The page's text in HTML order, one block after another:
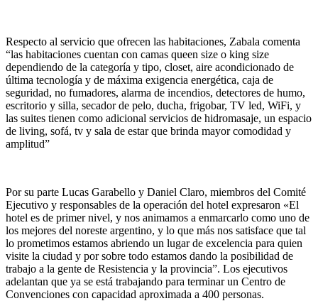
Respecto al servicio que ofrecen las habitaciones, Zabala comenta
“las habitaciones cuentan con camas queen size o king size
dependiendo de la categoría y tipo, closet, aire acondicionado de
última tecnología y de máxima exigencia energética, caja de
seguridad, no fumadores, alarma de incendios, detectores de humo,
escritorio y silla, secador de pelo, ducha, frigobar, TV led, WiFi, y
las suites tienen como adicional servicios de hidromasaje, un espacio
de living, sofá, tv y sala de estar que brinda mayor comodidad y
amplitud”
Por su parte Lucas Garabello y Daniel Claro, miembros del Comité
Ejecutivo y responsables de la operación del hotel expresaron «El
hotel es de primer nivel, y nos animamos a enmarcarlo como uno de
los mejores del noreste argentino, y lo que más nos satisface que tal
lo prometimos estamos abriendo un lugar de excelencia para quien
visite la ciudad y por sobre todo estamos dando la posibilidad de
trabajo a la gente de Resistencia y la provincia”. Los ejecutivos
adelantan que ya se está trabajando para terminar un Centro de
Convenciones con capacidad aproximada a 400 personas.